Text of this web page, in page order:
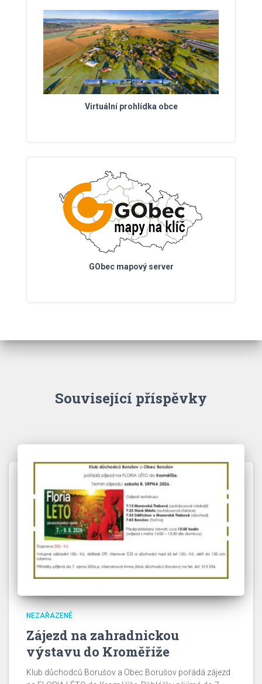
Virtuální prohlídka obce
GObec mapový server
Související příspěvky
NEZAŘAZENÉ
Zájezd na zahradnickou
výstavu do Kroměříže
Klub důchodců Borušov a Obec Borušov pořádá zájezd